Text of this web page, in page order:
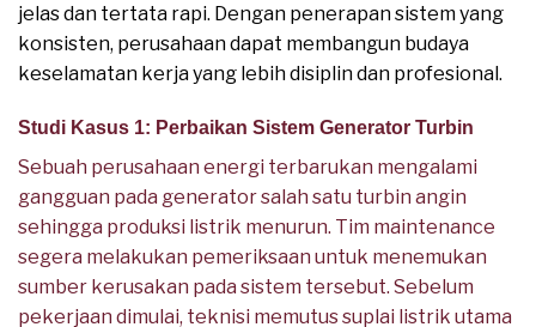
jelas dan tertata rapi. Dengan penerapan sistem yang
konsisten, perusahaan dapat membangun budaya
keselamatan kerja yang lebih disiplin dan profesional.
Studi Kasus 1: Perbaikan Sistem Generator Turbin
Sebuah perusahaan energi terbarukan mengalami
gangguan pada generator salah satu turbin angin
sehingga produksi listrik menurun. Tim maintenance
segera melakukan pemeriksaan untuk menemukan
sumber kerusakan pada sistem tersebut. Sebelum
pekerjaan dimulai, teknisi memutus suplai listrik utama